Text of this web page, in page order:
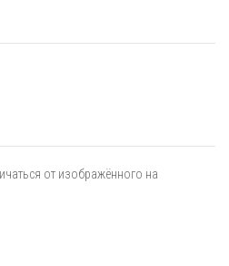
от изображённого на